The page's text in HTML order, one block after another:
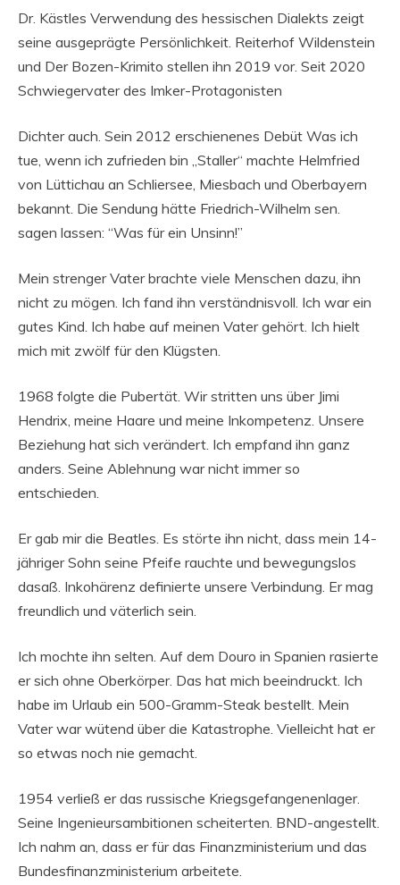
Dr. Kästles Verwendung des hessischen Dialekts zeigt
seine ausgeprägte Persönlichkeit. Reiterhof Wildenstein
und Der Bozen-Krimito stellen ihn 2019 vor. Seit 2020
Schwiegervater des Imker-Protagonisten
Dichter auch. Sein 2012 erschienenes Debüt Was ich
tue, wenn ich zufrieden bin „Staller“ machte Helmfried
von Lüttichau an Schliersee, Miesbach und Oberbayern
bekannt. Die Sendung hätte Friedrich-Wilhelm sen.
sagen lassen: “Was für ein Unsinn!”
Mein strenger Vater brachte viele Menschen dazu, ihn
nicht zu mögen. Ich fand ihn verständnisvoll. Ich war ein
gutes Kind. Ich habe auf meinen Vater gehört. Ich hielt
mich mit zwölf für den Klügsten.
1968 folgte die Pubertät. Wir stritten uns über Jimi
Hendrix, meine Haare und meine Inkompetenz. Unsere
Beziehung hat sich verändert. Ich empfand ihn ganz
anders. Seine Ablehnung war nicht immer so
entschieden.
Er gab mir die Beatles. Es störte ihn nicht, dass mein 14-
jähriger Sohn seine Pfeife rauchte und bewegungslos
dasaß. Inkohärenz definierte unsere Verbindung. Er mag
freundlich und väterlich sein.
Ich mochte ihn selten. Auf dem Douro in Spanien rasierte
er sich ohne Oberkörper. Das hat mich beeindruckt. Ich
habe im Urlaub ein 500-Gramm-Steak bestellt. Mein
Vater war wütend über die Katastrophe. Vielleicht hat er
so etwas noch nie gemacht.
1954 verließ er das russische Kriegsgefangenenlager.
Seine Ingenieursambitionen scheiterten. BND-angestellt.
Ich nahm an, dass er für das Finanzministerium und das
Bundesfinanzministerium arbeitete.